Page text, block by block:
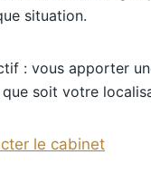
situation.
: vous apporter
soit votre
le cabinet